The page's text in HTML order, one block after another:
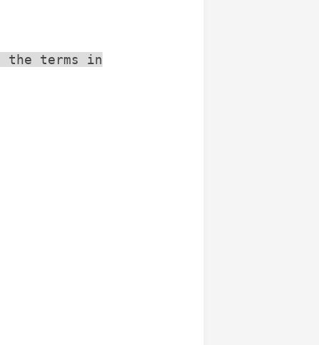
the terms in